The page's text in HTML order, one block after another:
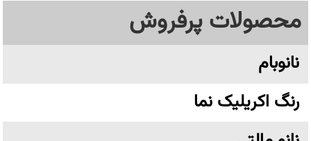
محصولات پرفروش
نانوبام
رنگ اکریلیک نما